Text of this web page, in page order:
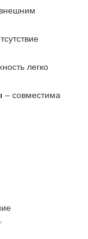
внешним
легко
– совместима